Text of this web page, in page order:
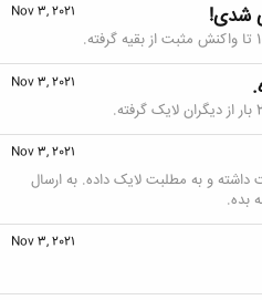
Nov 3, 2021 شدی!
Nov 3, 2021
Nov 3, 2021
و به مطلبت لایک داده. به ارسال
بده.
Nov 3, 2021